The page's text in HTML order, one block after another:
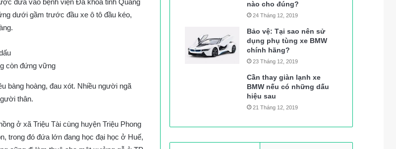
đưa vào bệnh viện Đa khoa tỉnh Quảng
dưới gầm trước đầu xe ô tô đầu kéo,
còn đứng vững
bàng hoàng, đau xót. Nhiều người ngã
thân.
ở xã Triệu Tài cùng huyện Triệu Phong
trong đó đứa lớn đang học đại học ở Huế,
nào cho đúng?
24 Tháng 12, 2019
Bảo vệ: Tại sao nên sử
dụng phụ tùng xe BMW
chính hãng?
23 Tháng 12, 2019
Cần thay giàn lạnh xe
BMW nếu có những dấu
hiệu sau
21 Tháng 12, 2019